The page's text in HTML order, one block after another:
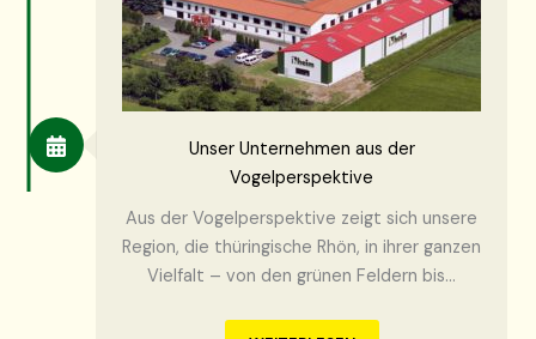
Unser Unternehmen aus der
Vogelperspektive
Aus der Vogelperspektive zeigt sich unsere
Region, die thüringische Rhön, in ihrer ganzen
Vielfalt – von den grünen Feldern bis…